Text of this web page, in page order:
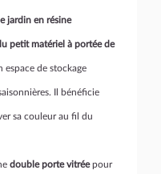
jardin en résine
petit matériel à portée de
espace de stockage
Il bénéficie
sa couleur au fil du
double porte vitréepour